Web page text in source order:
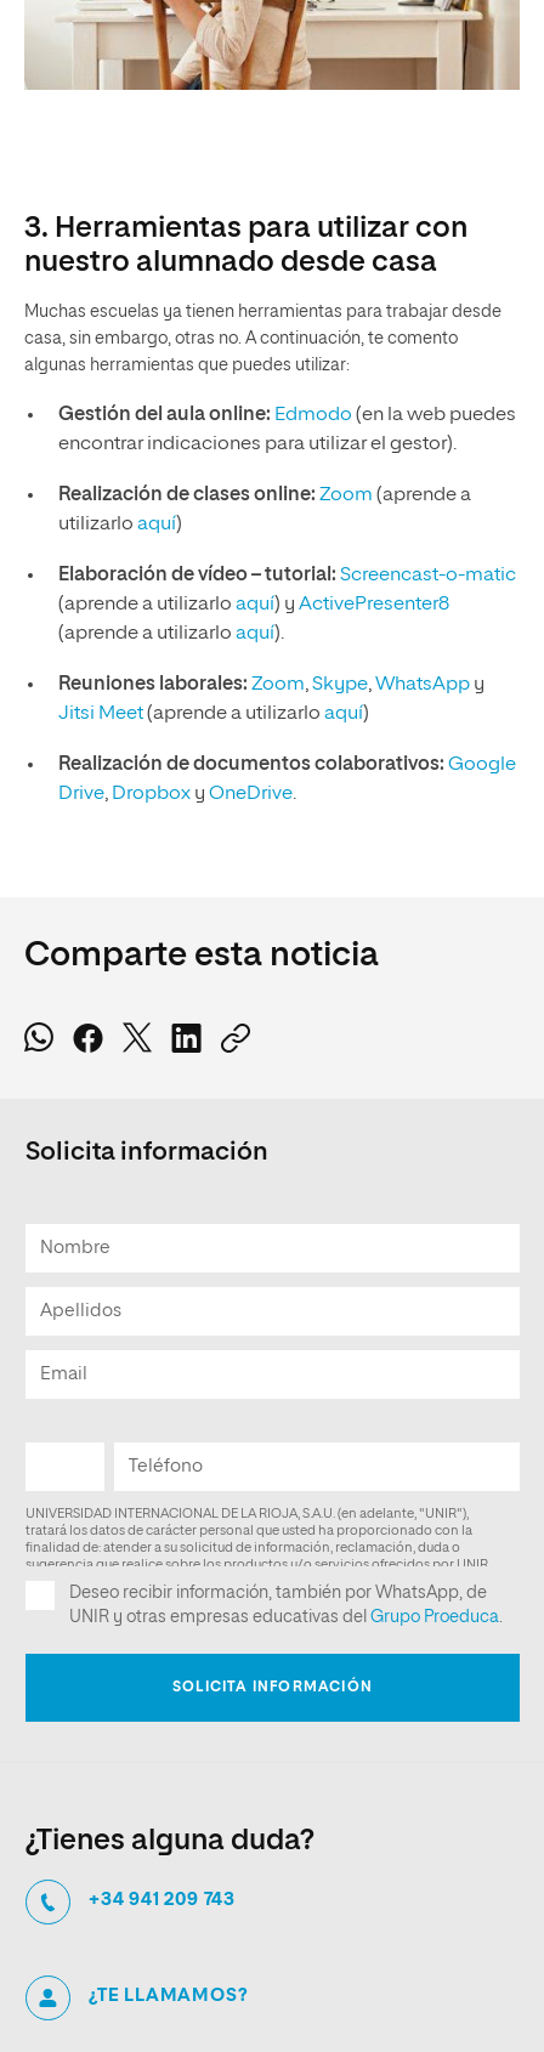
3. Herramientas para utilizar con
nuestro alumnado desde casa
Muchas escuelas ya tienen herramientas para trabajar desde
casa, sin embargo, otras no. A continuación, te comento
algunas herramientas que puedes utilizar:
Gestión del aula online: Edmodo (en la web puedes
encontrar indicaciones para utilizar el gestor).
Realización de clases online: Zoom (aprende a
utilizarlo aquí)
Elaboración de vídeo – tutorial: Screencast-o-matic
(aprende a utilizarlo aquí) y ActivePresenter8
(aprende a utilizarlo aquí).
Reuniones laborales: Zoom,Skype,WhatsAppy
Jitsi Meet(aprende a utilizarlo aquí)
Realización de documentos colaborativos: Google
Drive, Dropboxy OneDrive.
Comparte esta noticia
Solicita información
¿Tienes alguna duda?
+34 941 209 743
¿TE LLAMAMOS?